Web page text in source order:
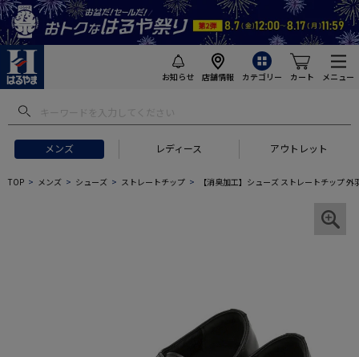
お知らせ 店舗情報 カテゴリー カート メニュー
メンズ レディース アウトレット
TOP メンズ シューズ ストレートチップ 【消臭加工】シューズ ストレートチップ